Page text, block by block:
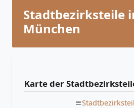
Stadtbezirksteile
München
Karte der